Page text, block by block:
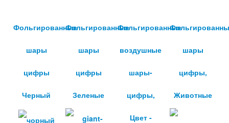
Фольгированные
шары
цифры
Черный
Фольгированные
шары
цифры
Зеленые
Фольгированные
воздушные
шары-
цифры,
Цвет -
шары
цифры,
Животные